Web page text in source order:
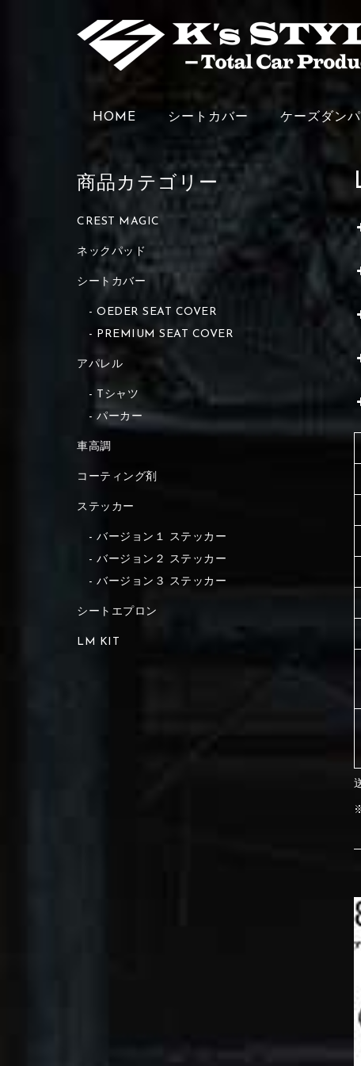
HOME シートカバー ケーズダン
商品カテゴリー
CREST MAGIC
ネックパッド
シートカバー
OEDER SEAT COVER
PREMIUM SEAT COVER
アパレル
Tシャツ
パーカー
車高調
コーティング剤
ステッカー
バージョン１ ステッカー
バージョン２ ステッカー
バージョン３ ステッカー
シートエプロン
LM KIT